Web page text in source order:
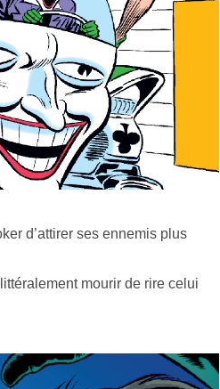
d’attirer ses ennemis plus
mourir de rire celui